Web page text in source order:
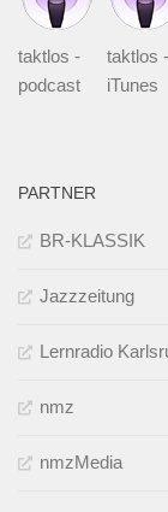
taktlos -
podcast
taktlos
iTunes
PARTNER
BR-KLASSIK
Jazzzeitung
Lernradio
nmz
nmzMedia